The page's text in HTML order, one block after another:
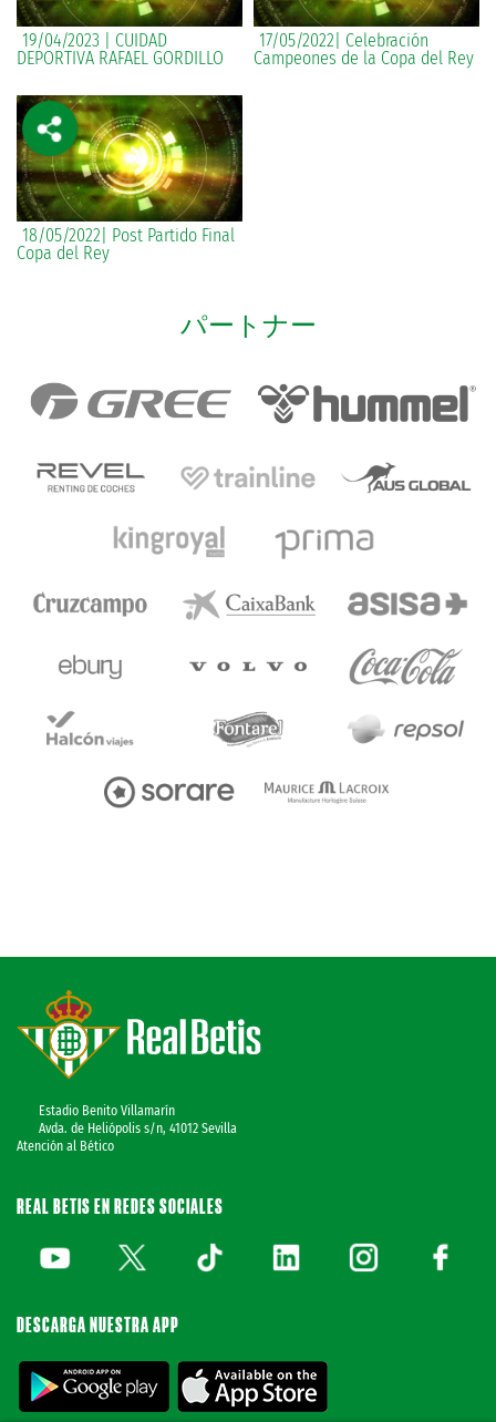
19/04/2023 | CUIDAD
DEPORTIVA RAFAEL GORDILLO
17/05/2022| Celebración
Campeones de la Copa del Rey
18/05/2022| Post Partido Final
Copa del Rey
パートナー
Estadio Benito Villamarín
Avda. de Heliópolis s/n, 41012 Sevilla
Atención al Bético
REAL BETIS EN REDES SOCIALES
DESCARGA NUESTRA APP